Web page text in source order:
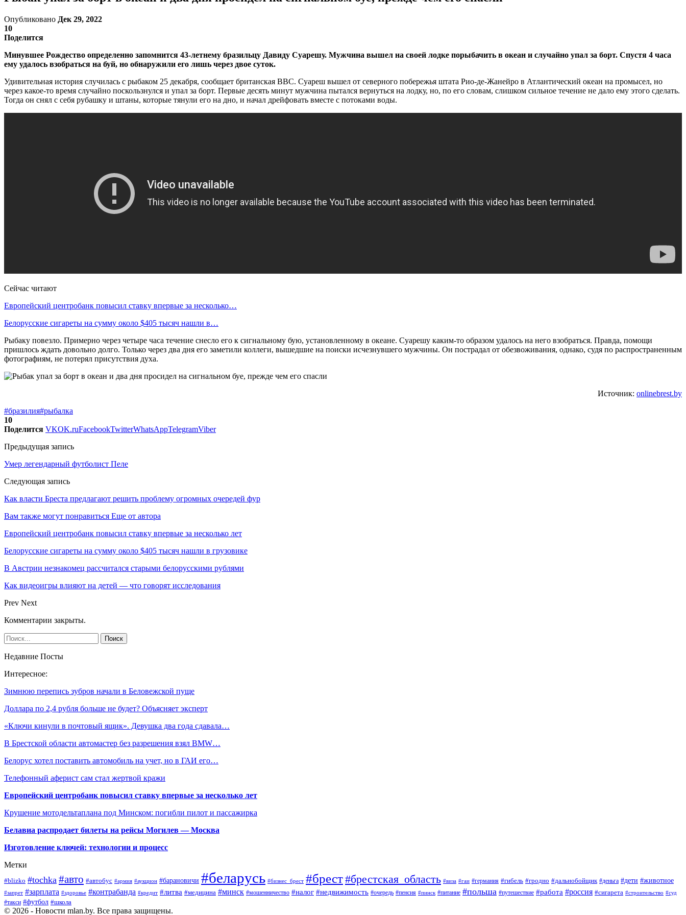
Опубликовано Дек 29, 2022
10
Поделится
Минувшее Рождество определенно запомнится 43-летнему бразильцу Давиду Суарешу. Мужчина вышел на своей лодке порыбачить в океан и случайно упал за борт. Спустя 4 часа
ему удалось взобраться на буй, но обнаружили его лишь через двое суток.
Удивительная история случилась с рыбаком 25 декабря, сообщает британская BBC. Суареш вышел от северного побережья штата Рио-де-Жанейро в Атлантический океан на промысел, но
через какое-то время случайно поскользнулся и упал за борт. Первые десять минут мужчина пытался вернуться на лодку, но, по его словам, слишком сильное течение не дало ему этого сделать.
Тогда он снял с себя рубашку и штаны, которые тянули его на дно, и начал дрейфовать вместе с потоками воды.
Сейчас читают
Европейский центробанк повысил ставку впервые за несколько…
Белорусские сигареты на сумму около $405 тысяч нашли в…
Рыбаку повезло. Примерно через четыре часа течение снесло его к сигнальному бую, установленному в океане. Суарешу каким-то образом удалось на него взобраться. Правда, помощи
пришлось ждать довольно долго. Только через два дня его заметили коллеги, вышедшие на поиски исчезнувшего мужчины. Он пострадал от обезвоживания, однако, судя по распространенным
фотографиям, не потерял присутствия духа.
Источник: onlinebrest.by
#бразилия#рыбалка
10
Поделится VKOK.ruFacebookTwitterWhatsAppTelegramViber
Предыдущая запись
Умер легендарный футболист Пеле
Следующая запись
Как власти Бреста предлагают решить проблему огромных очередей фур
Вам также могут понравиться Еще от автора
Европейский центробанк повысил ставку впервые за несколько лет
Белорусские сигареты на сумму около $405 тысяч нашли в грузовике
В Австрии незнакомец рассчитался старыми белорусскими рублями
Как видеоигры влияют на детей — что говорят исследования
Prev Next
Комментарии закрыты.
Недавние Посты
Интересное:
Зимнюю перепись зубров начали в Беловежской пуще
Доллара по 2,4 рубля больше не будет? Объясняет эксперт
«Ключи кинули в почтовый ящик». Девушка два года сдавала…
В Брестской области автомастер без разрешения взял BMW…
Белорус хотел поставить автомобиль на учет, но в ГАИ его…
Телефонный аферист сам стал жертвой кражи
Европейский центробанк повысил ставку впервые за несколько лет
Крушение мотодельтаплана под Минском: погибли пилот и пассажирка
Белавиа распродает билеты на рейсы Могилев — Москва
Изготовление ключей: технологии и процесс
Метки
#blizko #tochka #авто #автобус #армия #аукцион #барановичи #беларусь #бизнес_брест #брест#брестская_область #виза #гаи #германия #гибель #гродно #дальнобойщик #деньга #дети #животное
#запрет #зарплата #здоровье #контрабанда #кредит #литва #медицина #минск #мошенничество #налог #недвижимость #очередь #пенсия #пинск #питание #польша #путешествие #работа #россия #сигарета #строительство #суд
#такси #футбол #школа
© 2026 - Новости mlan.by. Все права защищены.